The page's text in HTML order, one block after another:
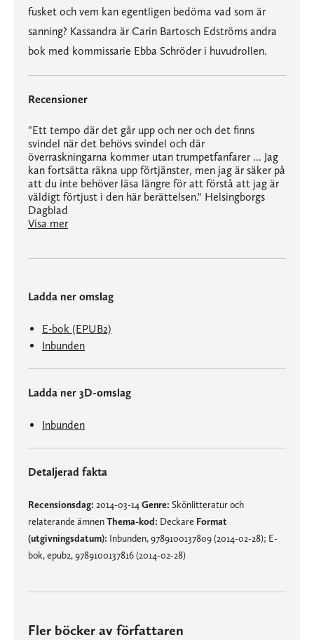
fusket och vem kan egentligen bedöma vad som är
sanning? Kassandra är Carin Bartosch Edströms andra
bok med kommissarie Ebba Schröder i huvudrollen.
Recensioner
"Ett tempo där det går upp och ner och det finns
svindel när det behövs svindel och där
överraskningarna kommer utan trumpetfanfarer ... Jag
kan fortsätta räkna upp förtjänster, men jag är säker på
att du inte behöver läsa längre för att förstå att jag är
väldigt förtjust i den här berättelsen." Helsingborgs
Dagblad
Visa mer
Ladda ner omslag
E-bok (EPUB2)
Inbunden
Ladda ner 3D-omslag
Inbunden
Detaljerad fakta
Recensionsdag: 2014-03-14 Genre: Skönlitteratur och
relaterande ämnenThema-kod: Deckare Format
(utgivningsdatum): Inbunden, 9789100137809 (2014-02-28); E-
bok, epub2, 9789100137816 (2014-02-28)
Fler böcker av författaren